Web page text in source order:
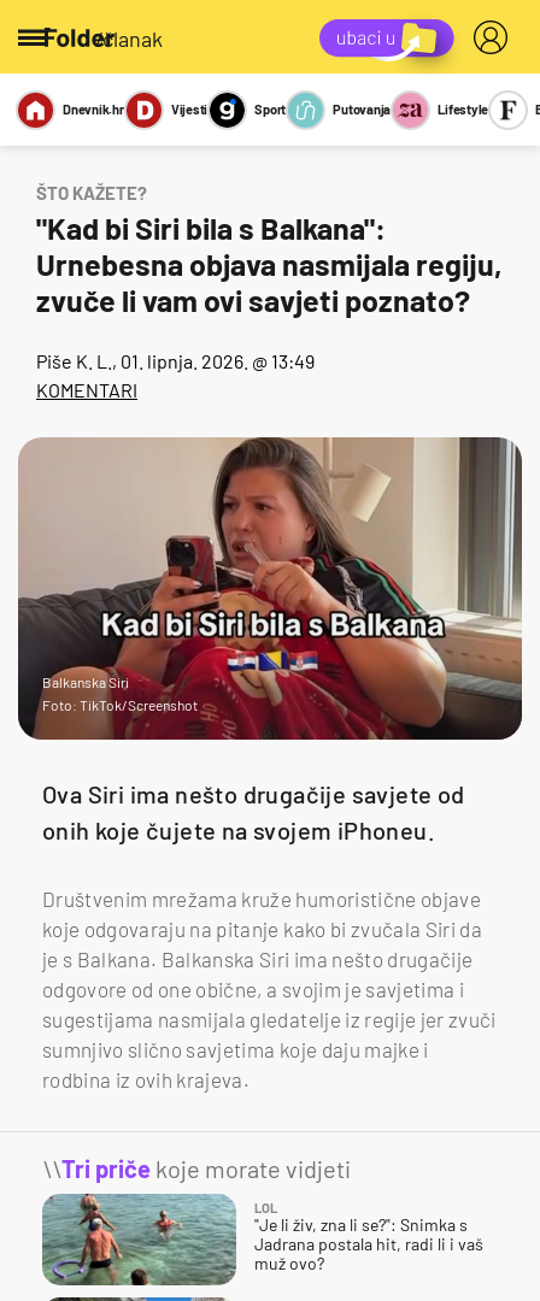
/članak
Miks Kviz
Report
Sexy
Dnevnik.hr Vijesti Sport Putovanja Lifestyle
ŠTO KAŽETE?
"Kad bi Siri bila s Balkana":
Urnebesna objava nasmijala regiju,
zvuče li vam ovi savjeti poznato?
Piše K. L. , 01. lipnja. 2026. @ 13:49
KOMENTARI
Balkanska Siri
Foto: TikTok/Screenshot
Ova Siri ima nešto drugačije savjete od
onih koje čujete na svojem iPhoneu.
Društvenim mrežama kruže humoristične objave
koje odgovaraju na pitanje kako bi zvučala Siri da
je s Balkana. Balkanska Siri ima nešto drugačije
odgovore od one obične, a svojim je savjetima i
sugestijama nasmijala gledatelje iz regije jer zvuči
sumnjivo slično savjetima koje daju majke i
rodbina iz ovih krajeva.
\\Tri priče koje morate vidjeti
LOL
"Je li živ, zna li se?": Snimka s
Jadrana postala hit, radi li i vaš
muž ovo?